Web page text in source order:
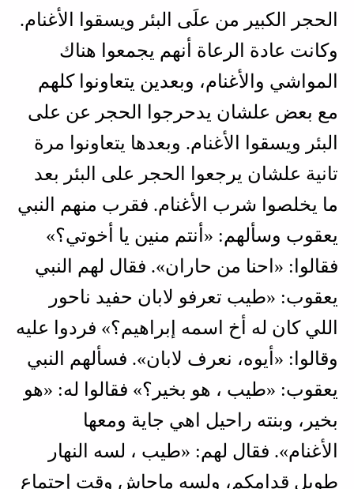
الحجر الكبير من علَى البئر ويسقوا الأغنام.
وكانت عادة الرعاة أنهم يجمعوا هناك
المواشي والأغنام، وبعدين يتعاونوا كلهم
مع بعض علشان يدحرجوا الحجر عن على
البئر ويسقوا الأغنام. وبعدها يتعاونوا مرة
تانية علشان يرجعوا الحجر على البئر بعد
ما يخلصوا شرب الأغنام. فقرب منهم النبي
يعقوب وسألهم: «أنتم منين يا أخوتي؟»
فقالوا: «احنا من حاران». فقال لهم النبي
يعقوب: «طيب تعرفو لابان حفيد ناحور
اللي كان له أخ اسمه إبراهيم؟» فردوا عليه
وقالوا: «أيوه، نعرف لابان». فسألهم النبي
يعقوب: «طيب ، هو بخير؟» فقالوا له: «هو
بخير، وبنته راحيل اهي جاية ومعها
الأغنام». فقال لهم: «طيب ، لسه النهار
طويل قدامكم، ولسه ماجاش وقت إجتماع